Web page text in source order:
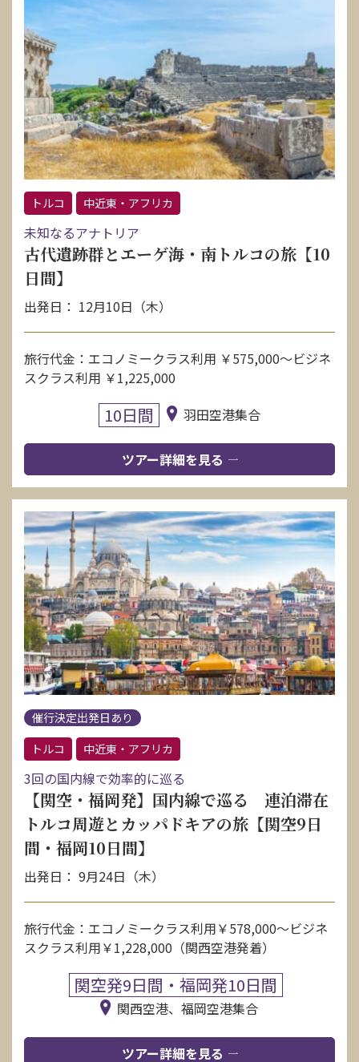
トルコ 中近東・アフリカ
未知なるアナトリア
古代遺跡群とエーゲ海・南トルコの旅【10
日間】
出発日： 12月10日（木）
旅行代金：エコノミークラス利用 ￥575,000〜ビジネ
スクラス利用 ￥1,225,000
10日間 羽田空港集合
ツアー詳細を見る
催行決定出発日あり
トルコ
中近東・アフリカ
3回の国内線で効率的に巡る
【関空・福岡発】国内線で巡る 連泊滞在
トルコ周遊とカッパドキアの旅【関空9日
間・福岡10日間】
出発日： 9月24日（木）
旅行代金：エコノミークラス利用￥578,000〜ビジネ
スクラス利用￥1,228,000（関西空港発着）
関空発9日間・福岡発10日間
関西空港、福岡空港集合
ツアー詳細を見る